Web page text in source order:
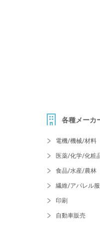
各種メーカ
電機/機械/材料
医薬/化学/化粧
食品/水産/農林
繊維/アパレル
印刷
自動車販売